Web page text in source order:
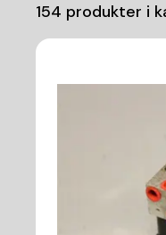
154 produkter i